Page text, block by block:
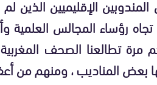
الإقليميين
رؤساء المجالس
مرة تطالعنا الصحف
بعض المناديب ، ومنهم